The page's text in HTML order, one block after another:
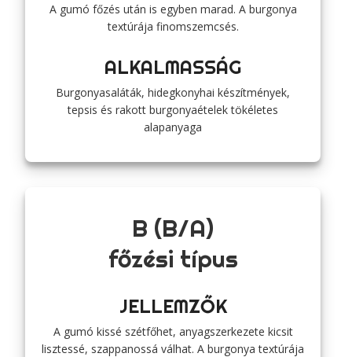
A gumó főzés után is egyben marad. A burgonya
textúrája finomszemcsés.
ALKALMASSÁG
Burgonyasaláták, hidegkonyhai készítmények,
tepsis és rakott burgonyaételek tökéletes
alapanyaga
B (B/A)
főzési típus
JELLEMZŐK
A gumó kissé szétfőhet, anyagszerkezete kicsit
lisztessé, szappanossá válhat. A burgonya textúrája